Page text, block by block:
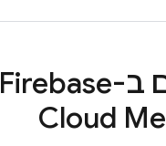
ב-Firebase
Cloud